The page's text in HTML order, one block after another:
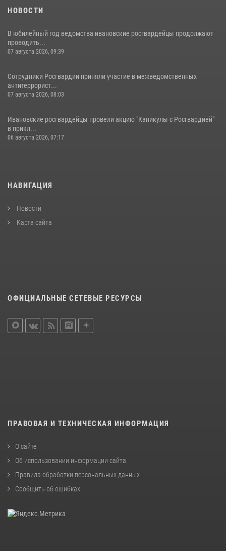
НОВОСТИ
В юбилейный год ведомства ивановские росгвардейцы продолжают
проводить...
07 августа 2026, 09:39
Сотрудники Росгвардии приняли участие в межведомственных
антитеррорист...
07 августа 2026, 08:03
Ивановские росгвардейцы провели акцию "Каникулы с Росгвардией"
в прикл...
06 августа 2026, 07:17
НАВИГАЦИЯ
Новости
Карта сайта
ОФИЦИАЛЬНЫЕ СЕТЕВЫЕ РЕСУРСЫ
ПРАВОВАЯ И ТЕХНИЧЕСКАЯ ИНФОРМАЦИЯ
О сайте
Об использовании информации сайта
Правила обработки персональных данных
Сообщить об ошибках